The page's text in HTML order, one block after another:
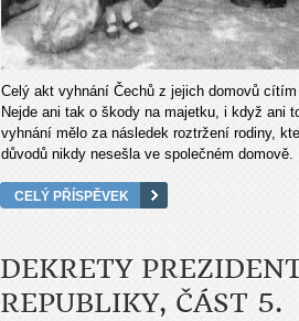
Celý akt vyhnání Čechů z jejich domovů
Nejde ani tak o škody na majetku, i když ani
vyhnání mělo za následek roztržení rodiny,
důvodů nikdy nesešla ve společném domově.
CELÝ PŘÍSPĚVEK
DEKRETY
REPUBLIKY, ČÁST 5.